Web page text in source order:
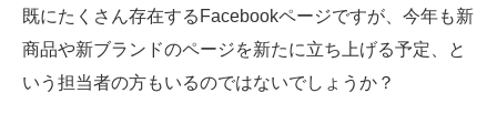
既にたくさん存在するFacebookページですが、今年も新
商品や新ブランドのページを新たに立ち上げる予定、と
いう担当者の方もいるのではないでしょうか？